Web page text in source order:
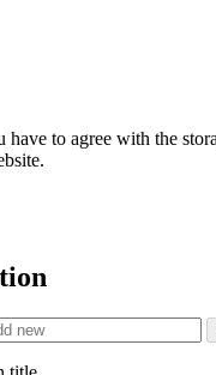
have to agree with the